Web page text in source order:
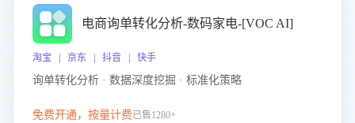
电商询单转化分析-数码家电-[VOC AI]
淘宝 | 京东 | 抖音 | 快手
询单转化分析 · 数据深度挖掘 · 标准化策略
免费开通，按量计费已售1280+